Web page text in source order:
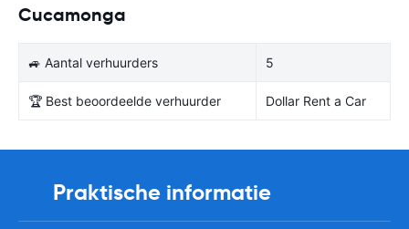
Cucamonga
🚙 Aantal verhuurders 5
🏆 Best beoordeelde verhuurder Dollar Rent a Car
Praktische informatie